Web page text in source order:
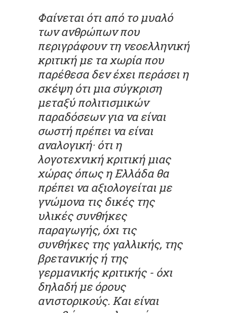
Φαίνεται ότι από το μυαλό
των ανθρώπων που
περιγράφουν τη νεοελληνική
κριτική με τα χωρία που
παρέθεσα δεν έχει περάσει η
σκέψη ότι μια σύγκριση
μεταξύ πολιτισμικών
παραδόσεων για να είναι
σωστή πρέπει να είναι
αναλογική· ότι η
λογοτεχνική κριτική μιας
χώρας όπως η Ελλάδα θα
πρέπει να αξιολογείται με
γνώμονα τις δικές της
υλικές συνθήκες
παραγωγής, όχι τις
συνθήκες της γαλλικής, της
βρετανικής ή της
γερμανικής κριτικής - όχι
δηλαδή με όρους
ανιστορικούς. Και είναι